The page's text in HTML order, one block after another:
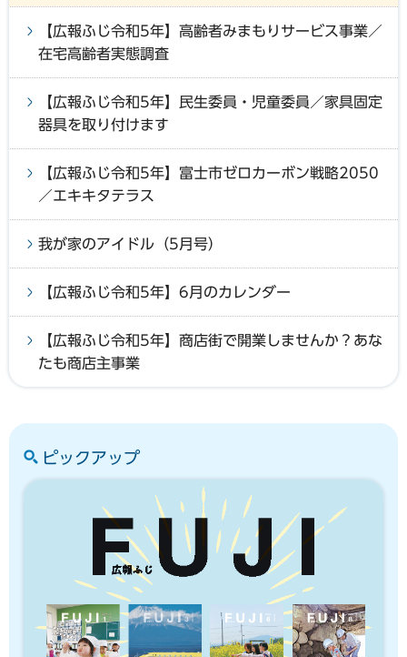
【広報ふじ令和5年】高齢者みまもりサービス事業／
在宅高齢者実態調査
【広報ふじ令和5年】民生委員・児童委員／家具固定
器具を取り付けます
【広報ふじ令和5年】富士市ゼロカーボン戦略2050
／エキキタテラス
我が家のアイドル（5月号）
【広報ふじ令和5年】6月のカレンダー
【広報ふじ令和5年】商店街で開業しませんか？あな
たも商店主事業
ピックアップ